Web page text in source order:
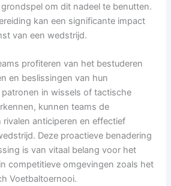
om dit nadeel te benutten.
kan een significante impact
van een wedstrijd.
profiteren van het bestuderen
en beslissingen van hun
in wissels of tactische
kunnen teams de
anticiperen en effectief
Deze proactieve benadering
is van vitaal belang voor het
competitieve omgevingen zoals het
Voetbaltoernooi.